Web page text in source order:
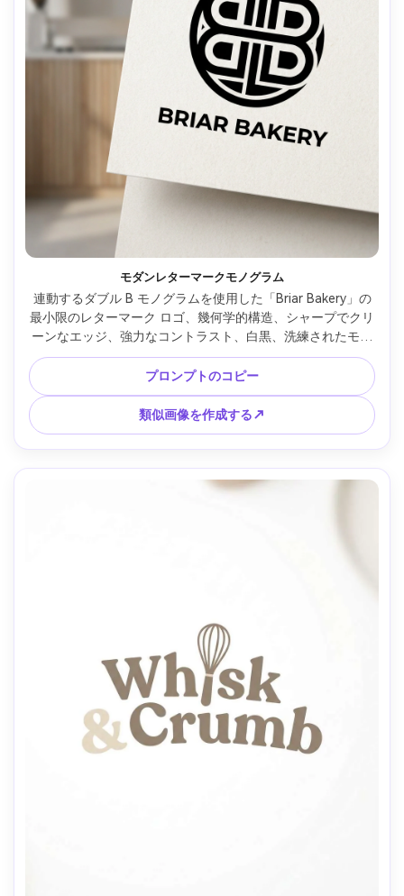
モダンレターマークモノグラム
連動するダブル B モノグラムを使用した「Briar Bakery」の
最小限のレターマーク ロゴ、幾何学的構造、シャープでクリ
ーンなエッジ、強力なコントラスト、白黒、洗練されたモダ
ンなブランディング、正確な間隔を備えたベクトル マーク、
影なし、グラデーションなし、85mm レンズ、浅い被写界深
度、柔らかい映画照明 --ar 4:5
プロンプトのコピー
類似画像を作成する↗